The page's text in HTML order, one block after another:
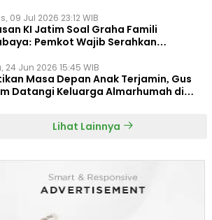
09 Jul 2026 23:12 WIB
KI Jatim Soal Graha Famili
Pemkot Wajib Serahkan
24 Jun 2026 15:45 WIB
Masa Depan Anak Terjamin, Gus
Datangi Keluarga Almarhumah di
Lihat Lainnya